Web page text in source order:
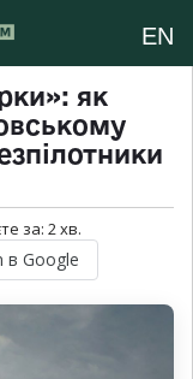
EN
як
за: 2хв.
в Google